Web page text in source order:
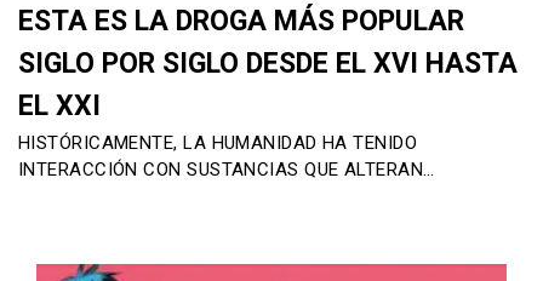
ESTA ES LA DROGA MÁS POPULAR
SIGLO POR SIGLO DESDE EL XVI HASTA
EL XXI
HISTÓRICAMENTE, LA HUMANIDAD HA TENIDO
INTERACCIÓN CON SUSTANCIAS QUE ALTERAN…